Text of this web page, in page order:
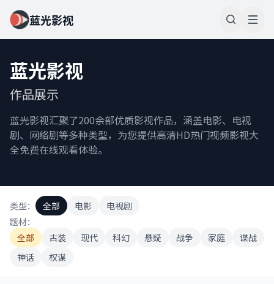
蓝光影视
蓝光影视
作品展示
蓝光影视汇聚了200余部优质影视作品，涵盖电影、电视
剧、网络剧等多种类型，为您提供高清HD热门视频影视大
全免费在线观看体验。
类型： 全部 电影
电视剧
题材：
全部
古装 现代 科幻 悬疑 战争 家庭
谍战
神话
权谋